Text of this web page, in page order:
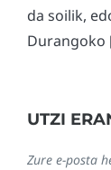
da soilik,
Durangoko
UTZI
Zure e-posta